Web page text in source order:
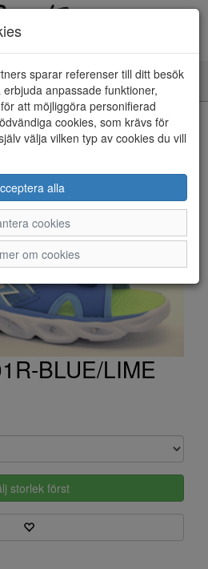
BLUE/LIME
storlek först
sparar referenser till ditt besök
anpassade funktioner,
att möjliggöra personifierad
cookies, som krävs för
välja vilken typ av cookies du vill
alla
cookies
om cookies